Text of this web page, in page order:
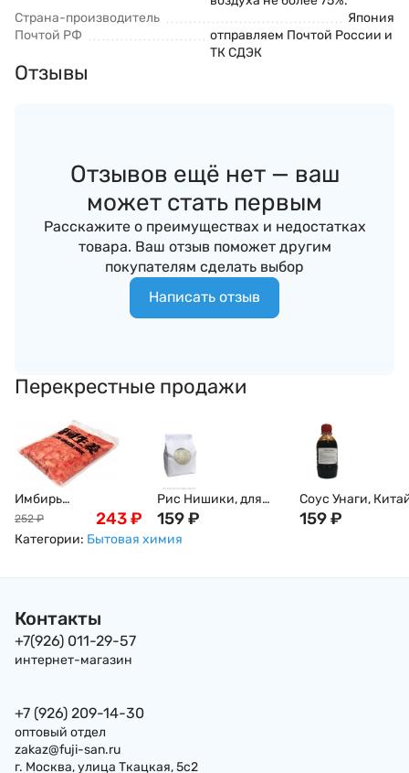
Страна-производитель
Япония
Почтой РФ
отправляем Почтой России и
ТК СДЭК
Отзывы
Отзывов ещё нет — ваш
может стать первым
Расскажите о преимуществах и недостатках
товара. Ваш отзыв поможет другим
покупателям сделать выбор
Написать отзыв
Перекрестные продажи
Имбирь
маринованный,
розовый, 1кг
252 ₽ 243₽
Рис Нишики, для
суши и роллов, 1кг
159₽
Соус Унаги,
250мл
159₽
Категории: Бытовая химия
Контакты
+7(926) 011-29-57
интернет-магазин
+7 (926) 209-14-30
оптовый отдел
zakaz@fuji-san.ru
г. Москва, улица Ткацкая, 5с2